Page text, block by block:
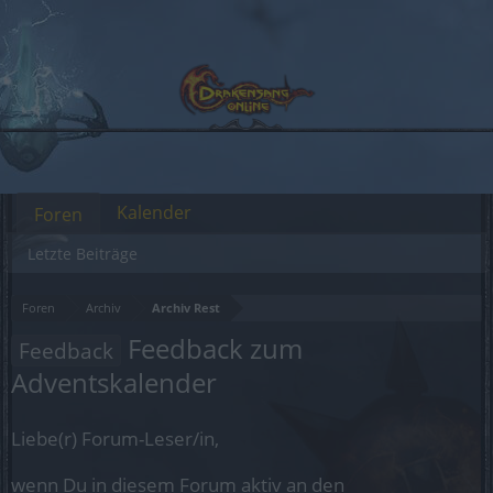
Foren Archiv Archiv Rest
Feedback Feedback zum
Adventskalender
Liebe(r) Forum-Leser/in,
wenn Du in diesem Forum aktiv an den
Foren
Letzte Beiträge
Kalender